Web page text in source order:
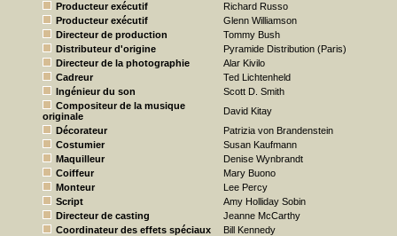
Producteur exécutif
Richard Russo
Producteur exécutif
Glenn Williamson
Directeur de production
Tommy Bush
Distributeur d'origine
Pyramide Distribution (Paris)
Directeur de la photographie
Alar Kivilo
Cadreur
Ted Lichtenheld
Ingénieur du son
Scott D. Smith
Compositeur de la musique
originale
David Kitay
Décorateur
Patrizia von Brandenstein
Costumier
Susan Kaufmann
Maquilleur
Denise Wynbrandt
Coiffeur
Mary Buono
Monteur
Lee Percy
Script
Amy Holliday Sobin
Directeur de casting
Jeanne McCarthy
Coordinateur des effets spéciaux
Bill Kennedy